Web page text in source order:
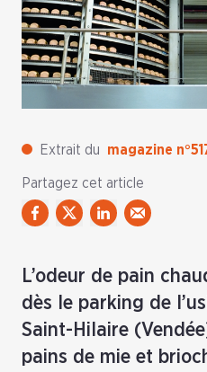
Extrait du magazine
Partagez cet article
L’odeur de pain
dès le parking de
Saint-Hilaire
pains de mie et